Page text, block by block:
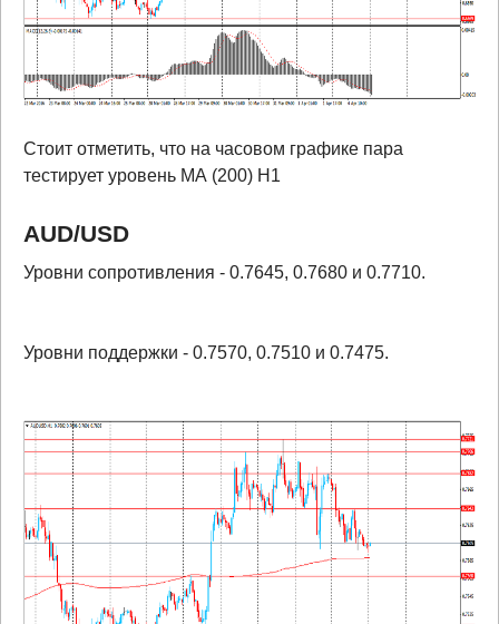
Стоит отметить, что на часовом графике пара
тестирует уровень МА (200) Н1
AUD/USD
Уровни сопротивления - 0.7645, 0.7680 и 0.7710.
Уровни поддержки - 0.7570, 0.7510 и 0.7475.